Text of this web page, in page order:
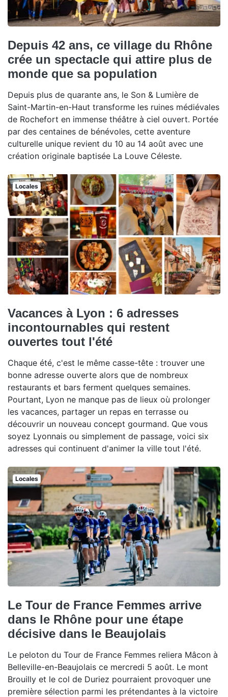
Depuis 42 ans, ce village du Rhône
crée un spectacle qui attire plus de
monde que sa population
Depuis plus de quarante ans, le Son & Lumière de
Saint-Martin-en-Haut transforme les ruines médiévales
de Rochefort en immense théâtre à ciel ouvert. Portée
par des centaines de bénévoles, cette aventure
culturelle unique revient du 10 au 14 août avec une
création originale baptisée La Louve Céleste.
Locales
Vacances à Lyon : 6 adresses
incontournables qui restent
ouvertes tout l'été
Chaque été, c'est le même casse-tête : trouver une
bonne adresse ouverte alors que de nombreux
restaurants et bars ferment quelques semaines.
Pourtant, Lyon ne manque pas de lieux où prolonger
les vacances, partager un repas en terrasse ou
découvrir un nouveau concept gourmand. Que vous
soyez Lyonnais ou simplement de passage, voici six
adresses qui continuent d'animer la ville tout l'été.
Locales
Le Tour de France Femmes arrive
dans le Rhône pour une étape
décisive dans le Beaujolais
Le peloton du Tour de France Femmes reliera Mâcon à
Belleville-en-Beaujolais ce mercredi 5 août. Le mont
Brouilly et le col de Duriez pourraient provoquer une
première sélection parmi les prétendantes à la victoire